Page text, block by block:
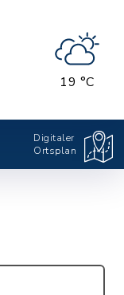
19 °C
Digitaler
Ortsplan